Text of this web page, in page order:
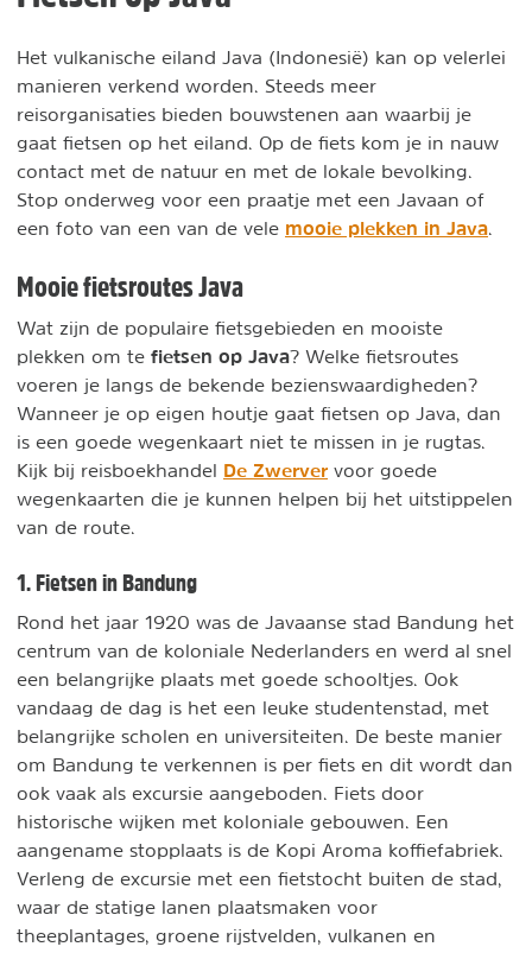
Het vulkanische eiland Java (Indonesië) kan op velerlei
manieren verkend worden. Steeds meer
reisorganisaties bieden bouwstenen aan waarbij je
gaat fietsen op het eiland. Op de fiets kom je in nauw
contact met de natuur en met de lokale bevolking.
Stop onderweg voor een praatje met een Javaan of
een foto van een van de vele mooie plekken in Java
Mooie fietsroutes Java
Wat zijn de populaire fietsgebieden en mooiste
plekken om te fietsen op Java? Welke fietsroutes
voeren je langs de bekende bezienswaardigheden?
Wanneer je op eigen houtje gaat fietsen op Java, dan
is een goede wegenkaart niet te missen in je rugtas.
Kijk bij reisboekhandel De Zwerver voor goede
wegenkaarten die je kunnen helpen bij het uitstippelen
van de route.
1. Fietsen in Bandung
Rond het jaar 1920 was de Javaanse stad Bandung het
centrum van de koloniale Nederlanders en werd al snel
een belangrijke plaats met goede schooltjes. Ook
vandaag de dag is het een leuke studentenstad, met
belangrijke scholen en universiteiten. De beste manier
om Bandung te verkennen is per fiets en dit wordt dan
ook vaak als excursie aangeboden. Fiets door
historische wijken met koloniale gebouwen. Een
aangename stopplaats is de Kopi Aroma koffiefabriek.
Verleng de excursie met een fietstocht buiten de stad,
waar de statige lanen plaatsmaken voor
theeplantages, groene rijstvelden, vulkanen en